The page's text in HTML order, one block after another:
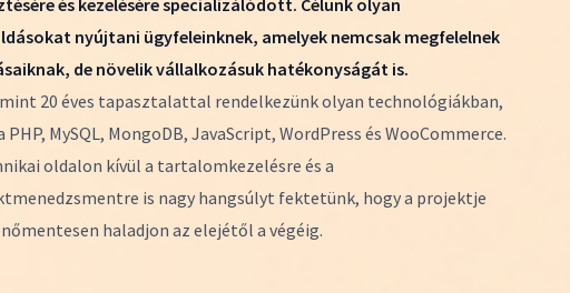
és kezelésére specializálódott. Célunk olyan
nyújtani ügyfeleinknek, amelyek nemcsak megfelelnek
de növelik vállalkozásuk hatékonyságát is.
20 éves tapasztalattal rendelkezünk olyan technológiákban,
PHP, MySQL, MongoDB, JavaScript, WordPress és WooCommerce.
oldalon kívül a tartalomkezelésre és a
is nagy hangsúlyt fektetünk, hogy a projektje
haladjon az elejétől a végéig.